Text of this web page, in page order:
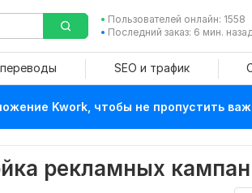
Пользователей онлайн: 1558
Последний заказ: 6 мин.
SEO и трафик
Kwork, чтобы не пропустить
рекламных